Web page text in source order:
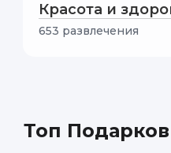
Красота и
653 развлечения
Топ